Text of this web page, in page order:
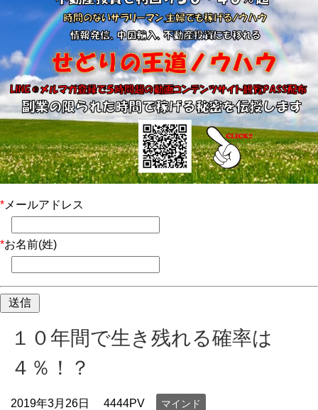
* メールアドレス
*お名前(姓)
１０年間で生き残れる確率は
４％！？
2019年3月26日 4444PV マインド